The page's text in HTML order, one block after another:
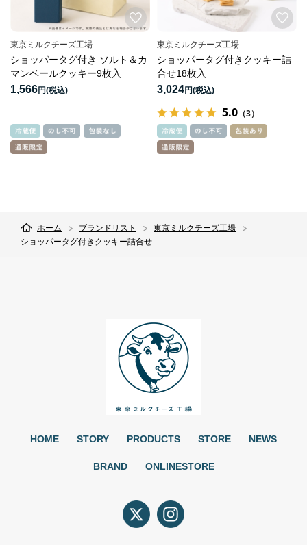
東京ミルクチーズ工場
ショッパータグ付き ソルト＆カ
マンベールクッキー9枚入
1,566円
東京ミルクチーズ工場
ショッパータグ付きクッキー詰
合せ18枚入
3,024円
5.0 （3）
ホーム ブランドリスト
東京ミルクチーズ工場
ショッパータグ付きクッキー詰合せ
HOME STORY PRODUCTS STORE NEWS
BRAND ONLINESTORE